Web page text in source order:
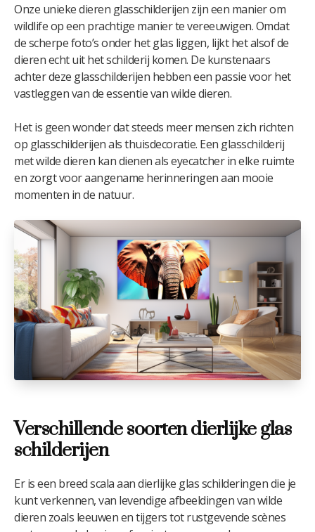
Onze unieke dieren glasschilderijen zijn een manier om
wildlife op een prachtige manier te vereeuwigen. Omdat
de scherpe foto’s onder het glas liggen, lijkt het alsof de
dieren echt uit het schilderij komen. De kunstenaars
achter deze glasschilderijen hebben een passie voor het
vastleggen van de essentie van wilde dieren.
Het is geen wonder dat steeds meer mensen zich richten
op glasschilderijen als thuisdecoratie. Een glasschilderij
met wilde dieren kan dienen als eyecatcher in elke ruimte
en zorgt voor aangename herinneringen aan mooie
momenten in de natuur.
Verschillende soorten dierlijke glas
schilderijen
Er is een breed scala aan dierlijke glas schilderingen die je
kunt verkennen, van levendige afbeeldingen van wilde
dieren zoals leeuwen en tijgers tot rustgevende scènes